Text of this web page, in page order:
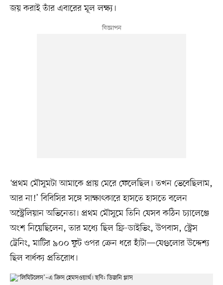
জয় করাই তাঁর এবারের মূল লক্ষ্য।
‘প্রথম মৌসুমটা আমাকে প্রায় মেরে ফেলেছিল। তখন ভেবেছিলাম,
আর না!’ বিবিসির সঙ্গে সাক্ষাৎকারে হাসতে হাসতে বলেন
অস্ট্রেলিয়ান অভিনেতা। প্রথম মৌসুমে তিনি যেসব কঠিন চ্যালেঞ্জে
অংশ নিয়েছিলেন, তার মধ্যে ছিল ফ্রি-ডাইভিং, উপবাস, স্ট্রেস
ট্রেনিং, মাটির ৯০০ ফুট ওপর ক্রেন ধরে হাঁটা—যেগুলোর উদ্দেশ্য
ছিল বার্ধক্য প্রতিরোধ।